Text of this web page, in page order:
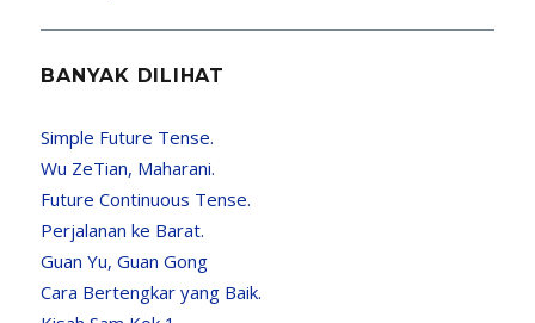
BANYAK DILIHAT
Simple Future Tense.
Wu ZeTian, Maharani.
Future Continuous Tense.
Perjalanan ke Barat.
Guan Yu, Guan Gong
Cara Bertengkar yang Baik.